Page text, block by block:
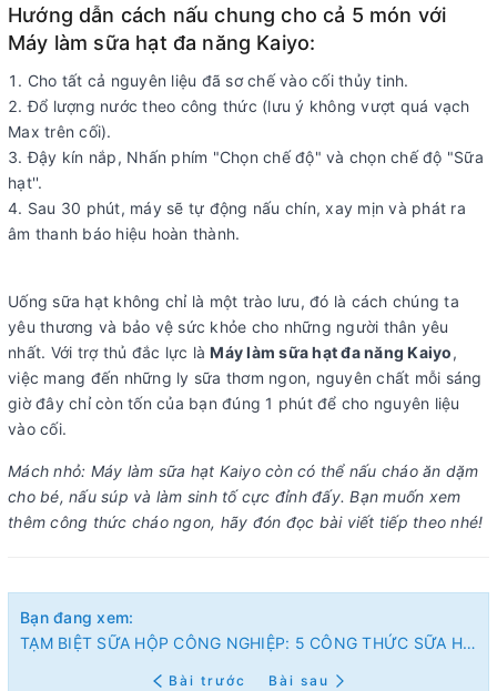
Hướng dẫn cách nấu chung cho cả 5 món với
Máy làm sữa hạt đa năng Kaiyo:
Cho tất cả nguyên liệu đã sơ chế vào cối thủy tinh.
Đổ lượng nước theo công thức (lưu ý không vượt quá vạch
Max trên cối).
Đậy kín nắp, Nhấn phím "Chọn chế độ" và chọn chế độ "Sữa
hạt''.
Sau 30 phút, máy sẽ tự động nấu chín, xay mịn và phát ra
âm thanh báo hiệu hoàn thành.
Uống sữa hạt không chỉ là một trào lưu, đó là cách chúng ta
yêu thương và bảo vệ sức khỏe cho những người thân yêu
nhất. Với trợ thủ đắc lực làMáy làm sữa hạt đa năng Kaiyo,
việc mang đến những ly sữa thơm ngon, nguyên chất mỗi sáng
giờ đây chỉ còn tốn của bạn đúng 1 phút để cho nguyên liệu
vào cối.
Mách nhỏ: Máy làm sữa hạt Kaiyo còn có thể nấu cháo ăn dặm
cho bé, nấu súp và làm sinh tố cực đỉnh đấy. Bạn muốn xem
thêm công thức cháo ngon, hãy đón đọc bài viết tiếp theo nhé!
Bạn đang xem:
TẠM BIỆT SỮA HỘP CÔNG NGHIỆP: 5 CÔNG THỨC SỮA HẠT ''CHUẨN MẸ NẤU'' CHỈ VỚI 1 CHẠM
Bài trước Bài sau